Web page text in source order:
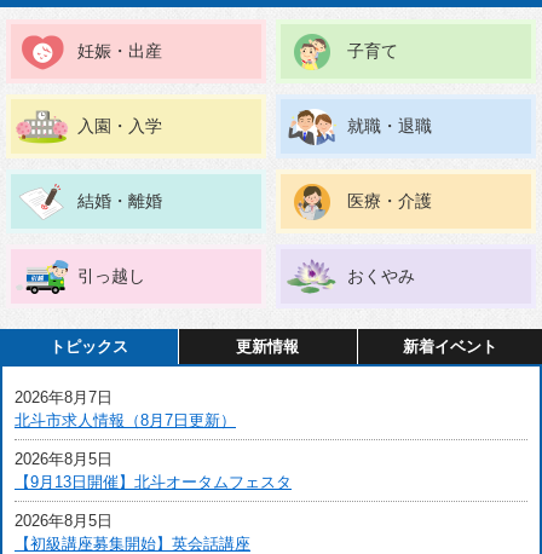
妊娠・出産 子育て
入園・入学 就職・退職
結婚・離婚 医療・介護
引っ越し おくやみ
トピックス 更新情報 新着イベント
2026年8月7日
北斗市求人情報（8月7日更新）
2026年8月5日
【9月13日開催】北斗オータムフェスタ
2026年8月5日
【初級講座募集開始】英会話講座